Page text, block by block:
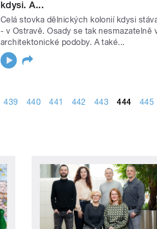
kdysi. A...
Celá stovka dělnických kolonií kdysi
- v Ostravě. Osady se tak nesmazatelně
architektonické podoby. A také...
439 440 441 442 443 444 445